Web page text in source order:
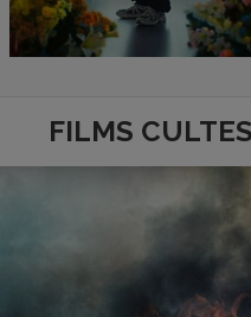
FILMS CULTES